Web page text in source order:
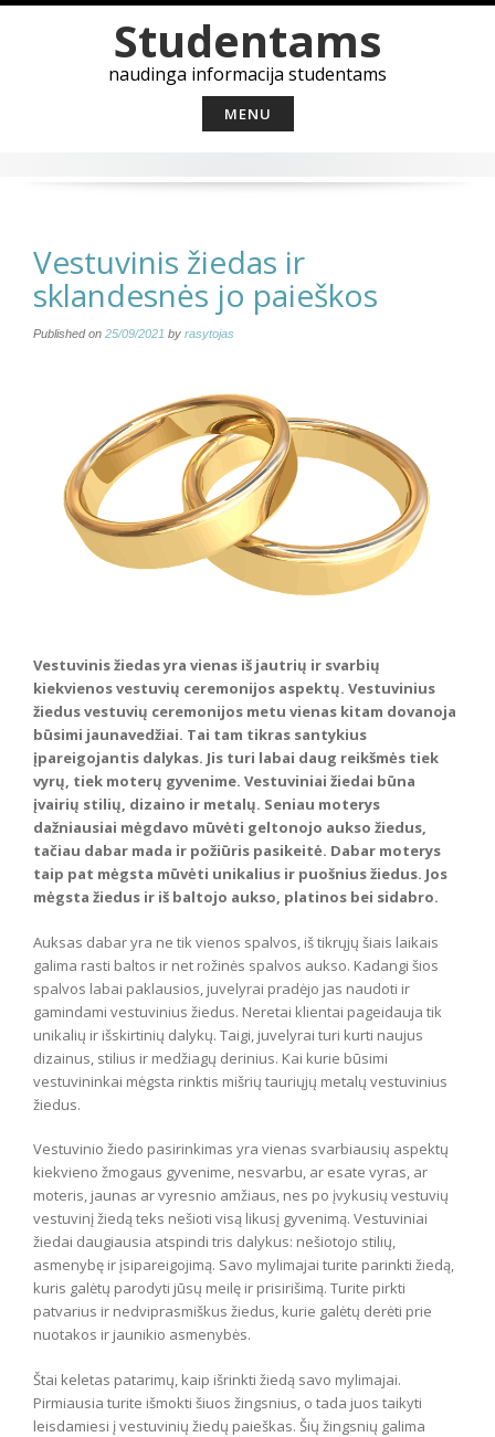
Studentams
naudinga informacija studentams
MENU
Vestuvinis žiedas ir
sklandesnės jo paieškos
Published on 25/09/2021 by rasytojas
Vestuvinis žiedas yra vienas iš jautrių ir svarbių
kiekvienos vestuvių ceremonijos aspektų. Vestuvinius
žiedus vestuvių ceremonijos metu vienas kitam dovanoja
būsimi jaunavedžiai. Tai tam tikras santykius
įpareigojantis dalykas. Jis turi labai daug reikšmės tiek
vyrų, tiek moterų gyvenime. Vestuviniai žiedai būna
įvairių stilių, dizaino ir metalų. Seniau moterys
dažniausiai mėgdavo mūvėti geltonojo aukso žiedus,
tačiau dabar mada ir požiūris pasikeitė. Dabar moterys
taip pat mėgsta mūvėti unikalius ir puošnius žiedus. Jos
mėgsta žiedus ir iš baltojo aukso, platinos bei sidabro.
Auksas dabar yra ne tik vienos spalvos, iš tikrųjų šiais laikais
galima rasti baltos ir net rožinės spalvos aukso. Kadangi šios
spalvos labai paklausios, juvelyrai pradėjo jas naudoti ir
gamindami vestuvinius žiedus. Neretai klientai pageidauja tik
unikalių ir išskirtinių dalykų. Taigi, juvelyrai turi kurti naujus
dizainus, stilius ir medžiagų derinius. Kai kurie būsimi
vestuvininkai mėgsta rinktis mišrių tauriųjų metalų vestuvinius
žiedus.
Vestuvinio žiedo pasirinkimas yra vienas svarbiausių aspektų
kiekvieno žmogaus gyvenime, nesvarbu, ar esate vyras, ar
moteris, jaunas ar vyresnio amžiaus, nes po įvykusių vestuvių
vestuvinį žiedą teks nešioti visą likusį gyvenimą. Vestuviniai
žiedai daugiausia atspindi tris dalykus: nešiotojo stilių,
asmenybę ir įsipareigojimą. Savo mylimajai turite parinkti žiedą,
kuris galėtų parodyti jūsų meilę ir prisirišimą. Turite pirkti
patvarius ir nedviprasmiškus žiedus, kurie galėtų derėti prie
nuotakos ir jaunikio asmenybės.
Štai keletas patarimų, kaip išrinkti žiedą savo mylimajai.
Pirmiausia turite išmokti šiuos žingsnius, o tada juos taikyti
leisdamiesi į vestuvinių žiedų paieškas. Šių žingsnių galima